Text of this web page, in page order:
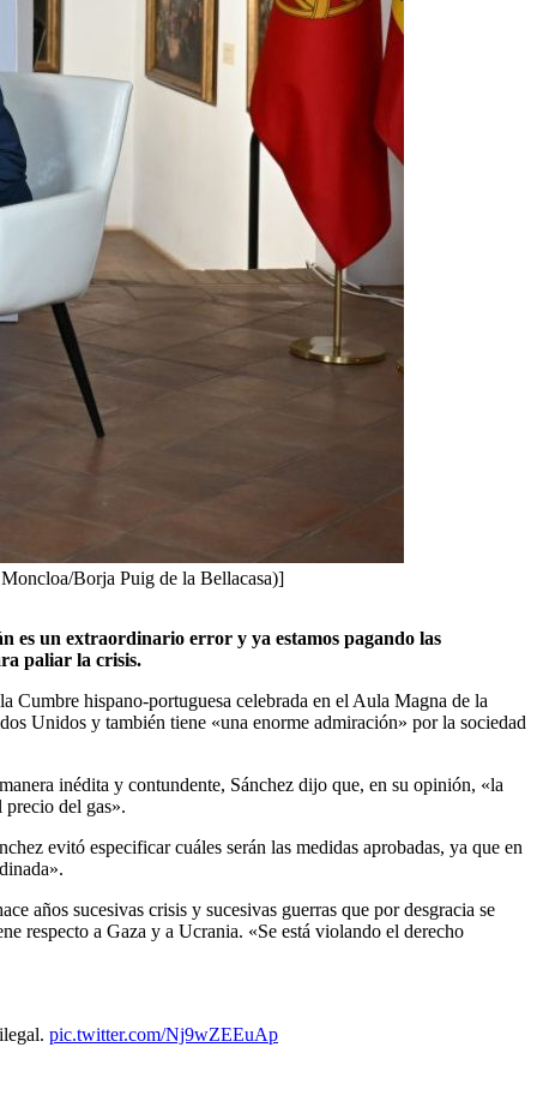
Borja Puig de la Bellacasa)]
es un extraordinario error y ya estamos pagando las
paliar la crisis.
hispano-portuguesa celebrada en el Aula Magna de la
Unidos y también tiene «una enorme admiración» por la sociedad
inédita y contundente, Sánchez dijo que, en su opinión, «la
precio del gas».
evitó especificar cuáles serán las medidas aprobadas, ya que en
años sucesivas crisis y sucesivas guerras que por desgracia se
respecto a Gaza y a Ucrania. «Se está violando el derecho
pic.twitter.com/Nj9wZEEuAp